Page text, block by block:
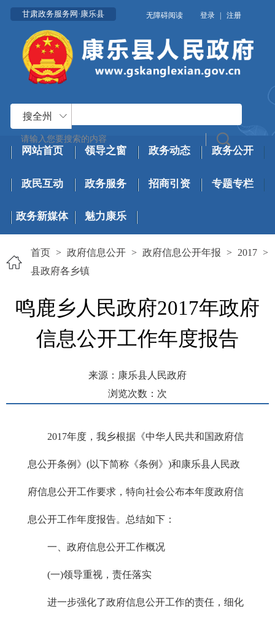
甘肃政务服务网·康乐县 无障碍阅读 登录 | 注册
搜全州
网站首页 领导之窗 政务动态 政务公开
政民互动 政务服务 招商引资 专题专栏
政务新媒体 魅力康乐
首页 > 政府信息公开 > 政府信息公开年报 > 2017 >
县政府各乡镇
鸣鹿乡人民政府2017年政府
信息公开工作年度报告
来源：康乐县人民政府
浏览次数： 次
2017年度，我乡根据《中华人民共和国政府信
息公开条例》(以下简称《条例》)和康乐县人民政
府信息公开工作要求，特向社会公布本年度政府信
息公开工作年度报告。总结如下：
一、政府信息公开工作概况
(一)领导重视，责任落实
进一步强化了政府信息公开工作的责任，细化